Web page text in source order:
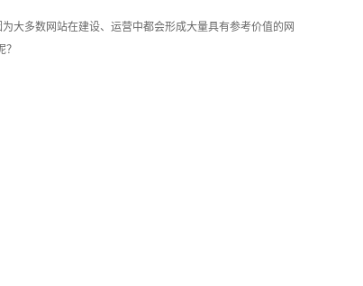
大多数网站在建设、运营中都会形成大量具有参考价值的网